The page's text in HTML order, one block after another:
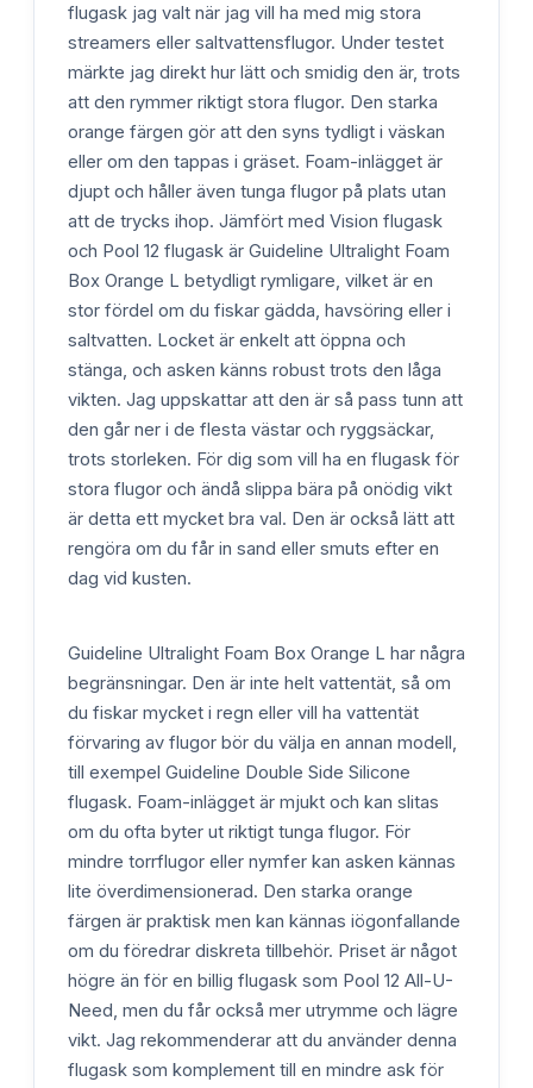
flugask jag valt när jag vill ha med mig stora
streamers eller saltvattensflugor. Under testet
märkte jag direkt hur lätt och smidig den är, trots
att den rymmer riktigt stora flugor. Den starka
orange färgen gör att den syns tydligt i väskan
eller om den tappas i gräset. Foam-inlägget är
djupt och håller även tunga flugor på plats utan
att de trycks ihop. Jämfört med Vision flugask
och Pool 12 flugask är Guideline Ultralight Foam
Box Orange L betydligt rymligare, vilket är en
stor fördel om du fiskar gädda, havsöring eller i
saltvatten. Locket är enkelt att öppna och
stänga, och asken känns robust trots den låga
vikten. Jag uppskattar att den är så pass tunn att
den går ner i de flesta västar och ryggsäckar,
trots storleken. För dig som vill ha en flugask för
stora flugor och ändå slippa bära på onödig vikt
är detta ett mycket bra val. Den är också lätt att
rengöra om du får in sand eller smuts efter en
dag vid kusten.
Guideline Ultralight Foam Box Orange L har några
begränsningar. Den är inte helt vattentät, så om
du fiskar mycket i regn eller vill ha vattentät
förvaring av flugor bör du välja en annan modell,
till exempel Guideline Double Side Silicone
flugask. Foam-inlägget är mjukt och kan slitas
om du ofta byter ut riktigt tunga flugor. För
mindre torrflugor eller nymfer kan asken kännas
lite överdimensionerad. Den starka orange
färgen är praktisk men kan kännas iögonfallande
om du föredrar diskreta tillbehör. Priset är något
högre än för en billig flugask som Pool 12 All-U-
Need, men du får också mer utrymme och lägre
vikt. Jag rekommenderar att du använder denna
flugask som komplement till en mindre ask för